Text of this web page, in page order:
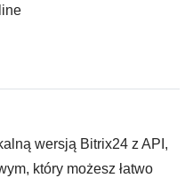
wersją Bitrix24 z API,
który możesz łatwo